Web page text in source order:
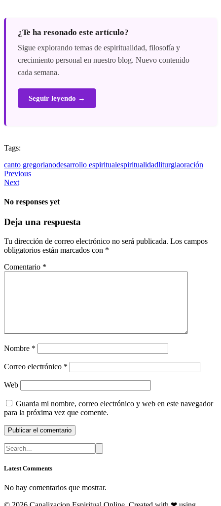
¿Te ha resonado este artículo?
Sigue explorando temas de espiritualidad, filosofía y
crecimiento personal en nuestro blog. Nuevo contenido
cada semana.
Seguir leyendo →
Tags:
canto gregorianodesarrollo espiritualespiritualidadliturgiaoración
Previous
Next
No responses yet
Deja una respuesta
Tu dirección de correo electrónico no será publicada. Los campos
obligatorios están marcados con *
Comentario *
Nombre *
Correo electrónico *
Web
Guarda mi nombre, correo electrónico y web en este navegador
para la próxima vez que comente.
Latest Comments
No hay comentarios que mostrar.